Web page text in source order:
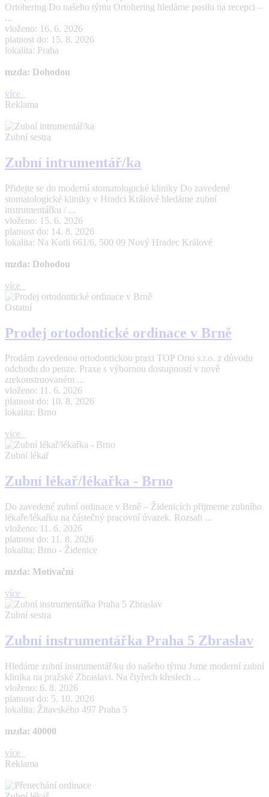
Ortohering Do našeho týmu Ortohering hledáme posilu na recepci –
...
vloženo: 16. 6. 2026
platnost do: 15. 8. 2026
lokalita: Praha
mzda: Dohodou
více
Reklama
Zubní sestra
Zubní intrumentář/ka
Přidejte se do moderní stomatologické kliniky Do zavedené
stomatologické kliniky v Hradci Králové hledáme zubní
instrumentářku / ...
vloženo: 15. 6. 2026
platnost do: 14. 8. 2026
lokalita: Na Kotli 661/6, 500 09 Nový Hradec Králové
mzda: Dohodou
více
Ostatní
Prodej ortodontické ordinace v Brně
Prodám zavedenou ortodontickou praxi TOP Orto s.r.o. z důvodu
odchodu do penze. Praxe s výbornou dostupností v nově
zrekonstruovaném ...
vloženo: 11. 6. 2026
platnost do: 10. 8. 2026
lokalita: Brno
více
Zubní lékař
Zubní lékař/lékařka - Brno
Do zavedené zubní ordinace v Brně – Židenicích přijmeme zubního
lékaře/lékařku na částečný pracovní úvazek. Rozsah ...
vloženo: 11. 6. 2026
platnost do: 11. 8. 2026
lokalita: Brno - Židenice
mzda: Motivační
více
Zubní sestra
Zubní instrumentářka Praha 5 Zbraslav
Hledáme zubní instrumentář/ku do našeho týmu Jsme moderní zubní
klinika na pražské Zbraslavi. Na čtyřech křeslech ...
vloženo: 6. 8. 2026
platnost do: 5. 10. 2026
lokalita: Žitavského 497 Praha 5
mzda: 40000
více
Reklama